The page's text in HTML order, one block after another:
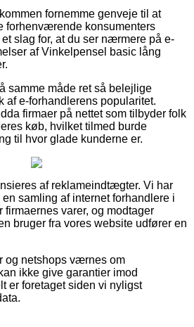
fornemme genveje til at
forhenværende konsumenters
slag for, at du ser nærmere på e-
af Vinkelpensel basic lång
samme måde ret så belejlige
af e-forhandlerens popularitet.
firmaer på nettet som tilbyder folk
køb, hvilket tilmed burde
til hvor glade kunderne er.
af reklameindtægter. Vi har
samling af internet forhandlere i
firmaernes varer, og modtager
bruger fra vores website udfører en
og netshops værnes om
ikke give garantier imod
er foretaget siden vi nyligst